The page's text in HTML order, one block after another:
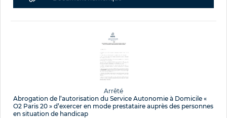
Arrêté
Abrogation de l’autorisation du Service Autonomie à Domicile «
O2 Paris 20 » d’exercer en mode prestataire auprès des personnes
en situation de handicap